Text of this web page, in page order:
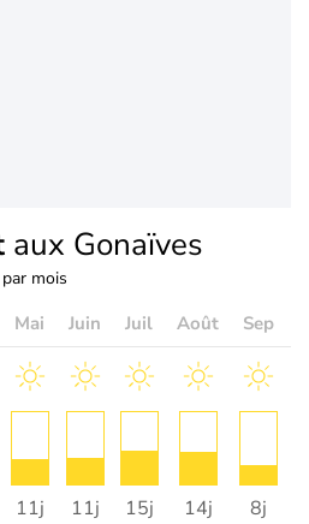
aux Gonaïves
mois
Mai Juin Juil Août Sep
11j 11j 15j 14j 8j